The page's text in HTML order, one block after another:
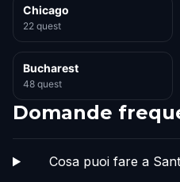
Chicago
22 quest
Bucharest
48 quest
Domande
Cosa puoi fare a